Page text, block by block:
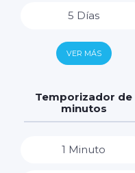
5 Días
6 Días
VER MÁS
Temporizador de
minutos
1 Minuto